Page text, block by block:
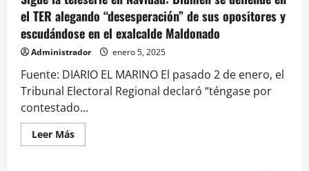
el TER alegando “desesperación” de sus opositores y
escudándose en el exalcalde Maldonado
Administrador enero 5, 2025
Fuente: DIARIO EL MARINO El pasado 2 de enero, el
Tribunal Electoral Regional declaró “téngase por
contestado...
Leer MásLeer
más